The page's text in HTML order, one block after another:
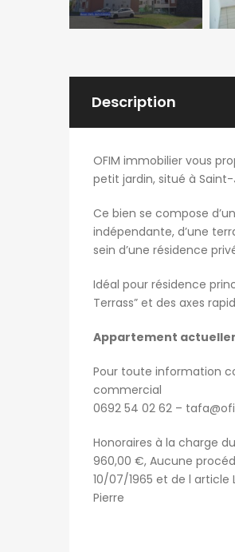
Description
OFIM immobilier vous
petit jardin, situé à Saint-
Ce bien se compose
indépendante, d’une
sein d’une résidence
Idéal pour résidence
Terrass” et des axes
Appartement
Pour toute information
commercial
0692 54 02 62 –
Honoraires à la charge
960,00 €, Aucune
10/07/1965 et de l article
Pierre